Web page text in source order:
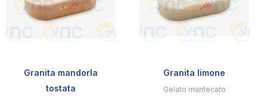
Granita mandorla
tostata
Granita limone
Gelato mantecato